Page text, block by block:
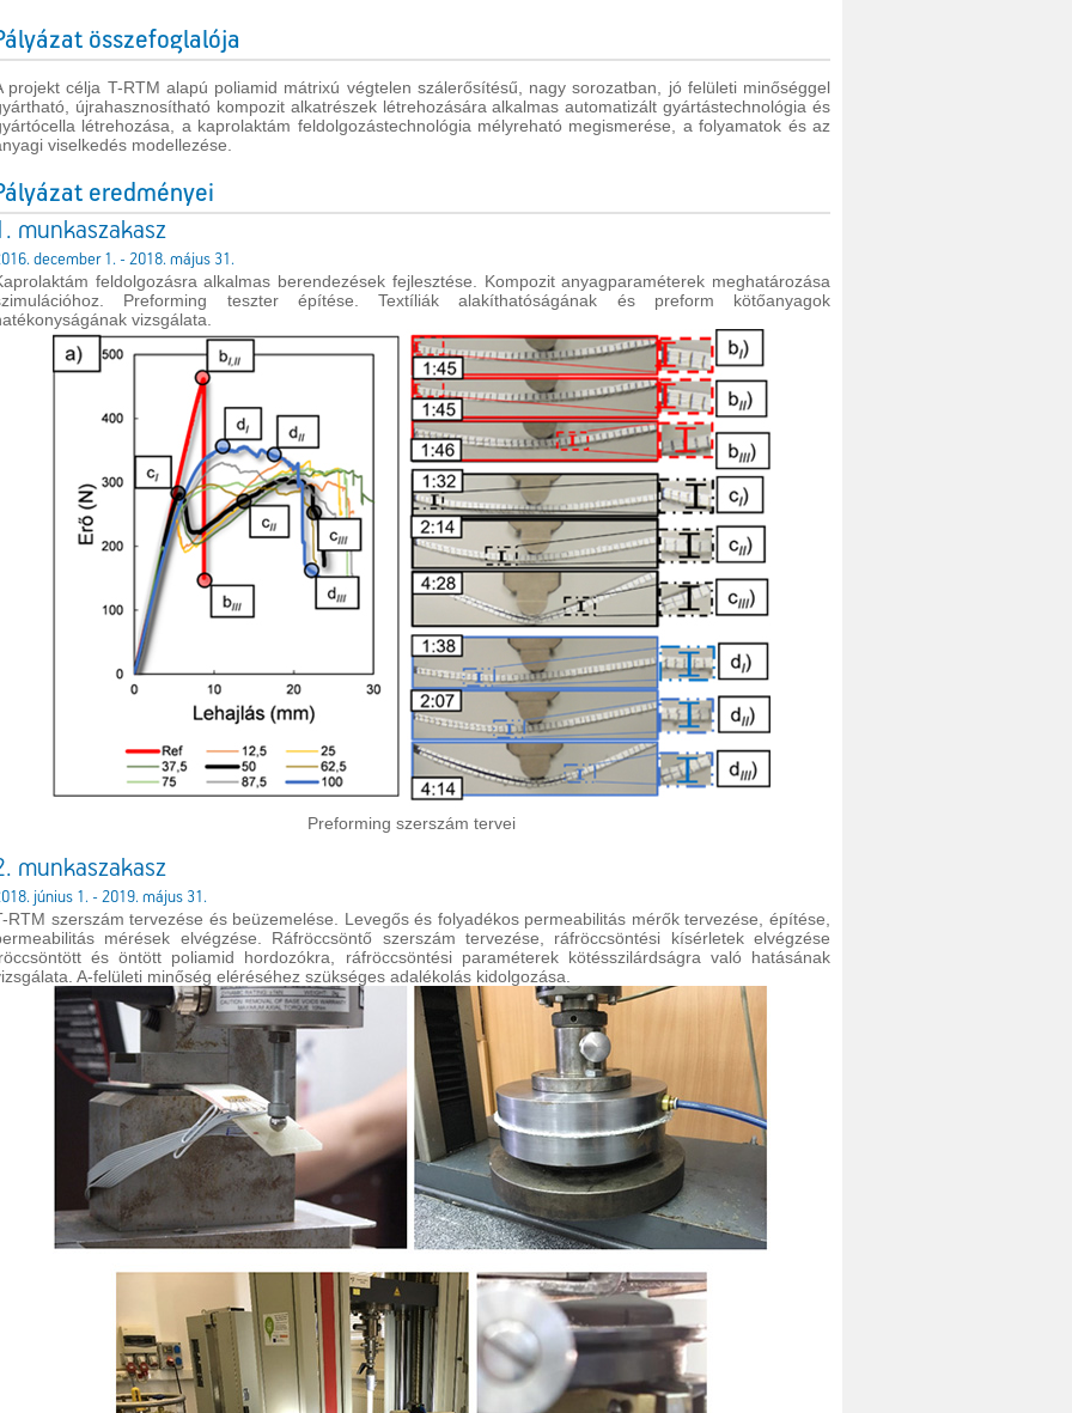
összefoglalója
projekt célja T-RTM alapú poliamid mátrixú végtelen szálerősítésű, nagy sorozatban, jó felületi minőséggel
újrahasznosítható kompozit alkatrészek létrehozására alkalmas automatizált gyártástechnológia és
létrehozása, a kaprolaktám feldolgozástechnológia mélyreható megismerése, a folyamatok és az
viselkedés modellezése.
eredményei
munkaszakasz
december 1. - 2018. május 31.
feldolgozásra alkalmas berendezések fejlesztése. Kompozit anyagparaméterek meghatározása
Preforming teszter építése. Textíliák alakíthatóságának és preform kötőanyagok
vizsgálata.
Preforming szerszám tervei
munkaszakasz
június 1. - 2019. május 31.
RTM szerszám tervezése és beüzemelése. Levegős és folyadékos permeabilitás mérők tervezése, építése,
mérések elvégzése. Ráfröccsöntő szerszám tervezése, ráfröccsöntési kísérletek elvégzése
és öntött poliamid hordozókra, ráfröccsöntési paraméterek kötésszilárdságra való hatásának
A-felületi minőség eléréséhez szükséges adalékolás kidolgozása.